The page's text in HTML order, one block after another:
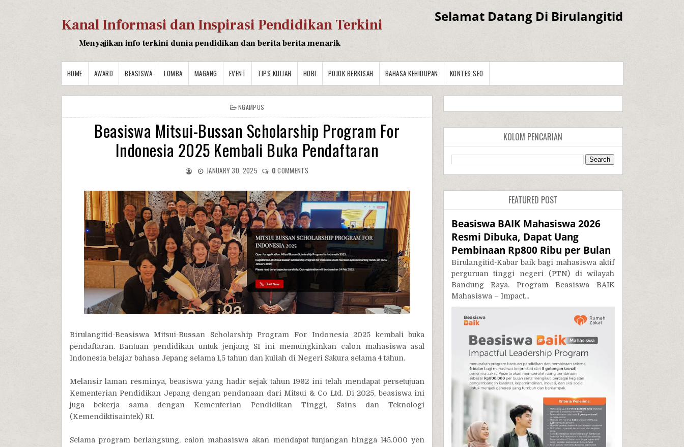
Kanal Informasi dan Inspirasi Pendidikan Terkini
Menyajikan info terkini dunia pendidikan dan berita berita menarik
Selamat Datang Di Birulangitid
HOME AWARD BEASISWA LOMBA MAGANG EVENT TIPS KULIAH HOBI POJOK BERKISAH BAHASA KEHIDUPAN KONTES SEO
NGAMPUS
Beasiswa Mitsui-Bussan Scholarship Program For
Indonesia 2025 Kembali Buka Pendaftaran
JANUARY 30, 2025 0 COMMENTS
Birulangitid-Beasiswa Mitsui-Bussan Scholarship Program For Indonesia 2025 kembali buka
pendaftaran. Bantuan pendidikan untuk jenjang S1 ini memungkinkan calon mahasiswa asal
Indonesia belajar bahasa Jepang selama 1,5 tahun dan kuliah di Negeri Sakura selama 4 tahun.
Melansir laman resminya, beasiswa yang hadir sejak tahun 1992 ini telah mendapat persetujuan
Kementerian Pendidikan Jepang dengan pendanaan dari Mitsui & Co Ltd. Di 2025, beasiswa ini
juga bekerja sama dengan Kementerian Pendidikan Tinggi, Sains dan Teknologi
(Kemendiktisaintek) RI.
Selama program berlangsung, calon mahasiswa akan mendapat tunjangan hingga 145.000 yen
KOLOM PENCARIAN
FEATURED POST
Beasiswa BAIK Mahasiswa 2026
Resmi Dibuka, Dapat Uang
Pembinaan Rp800 Ribu per Bulan
Birulangitid-Kabar baik bagi mahasiswa aktif
perguruan tinggi negeri (PTN) di wilayah
Bandung Raya. Program Beasiswa BAIK
Mahasiswa – Impact...